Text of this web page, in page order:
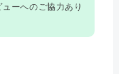
ーへのご協力あり